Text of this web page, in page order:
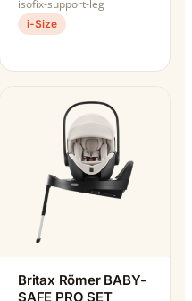
isofix-support-leg
i-Size
Britax Römer BABY-
SAFE PRO SET